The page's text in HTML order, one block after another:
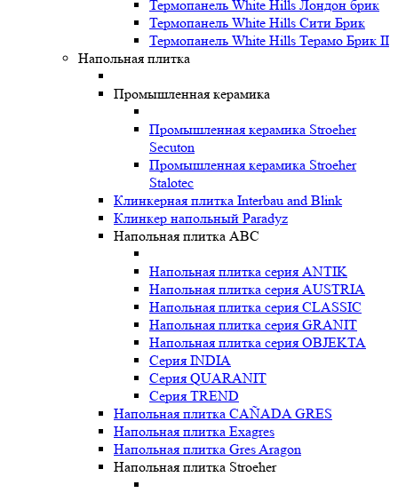
Термопанель White Hills Лондон брик
Термопанель White Hills Сити Брик
Термопанель White Hills Терамо Брик II
Напольная плитка
Промышленная керамика
Промышленная керамика Stroeher
Secuton
Промышленная керамика Stroeher
Stalotec
Клинкерная плитка Interbau and Blink
Клинкер напольный Paradyz
Напольная плитка ABC
Напольная плитка серия ANTIK
Напольная плитка серия AUSTRIA
Напольная плитка серия CLASSIC
Напольная плитка серия GRANIT
Напольная плитка серия OBJEKTA
Серия INDIA
Серия QUARANIT
Серия TREND
Напольная плитка CAÑADA GRES
Напольная плитка Exagres
Напольная плитка Gres Aragon
Напольная плитка Stroeher